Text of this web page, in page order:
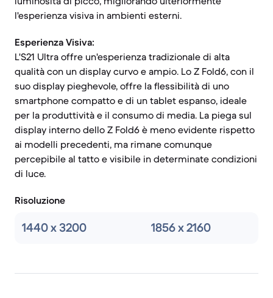
l'esperienza visiva in ambienti esterni.
Esperienza Visiva:
L'S21 Ultra offre un'esperienza tradizionale di alta
qualità con un display curvo e ampio. Lo Z Fold6, con il
suo display pieghevole, offre la flessibilità di uno
smartphone compatto e di un tablet espanso, ideale
per la produttività e il consumo di media. La piega sul
display interno dello Z Fold6 è meno evidente rispetto
ai modelli precedenti, ma rimane comunque
percepibile al tatto e visibile in determinate condizioni
di luce.
Risoluzione
1440 x 3200 1856 x 2160